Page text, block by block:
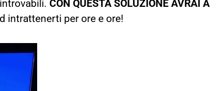
CON QUESTA SOLUZIONE AVRAI A
intrattenerti per ore e ore!